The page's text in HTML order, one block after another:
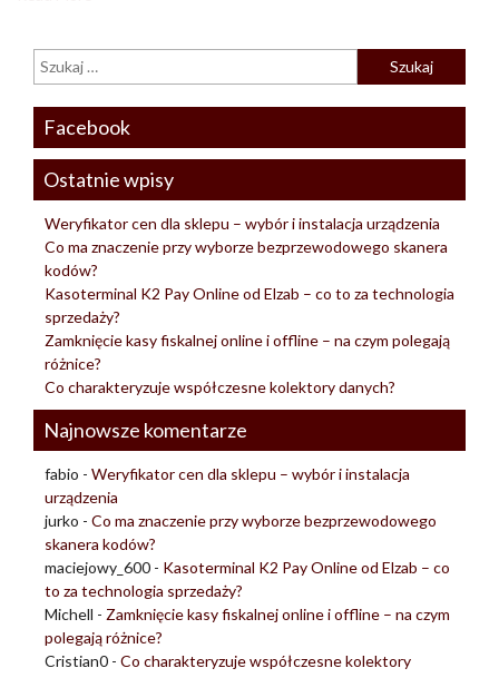
Facebook
Ostatnie wpisy
Weryfikator cen dla sklepu – wybór i instalacja urządzenia
Co ma znaczenie przy wyborze bezprzewodowego skanera
kodów?
Kasoterminal K2 Pay Online od Elzab – co to za technologia
sprzedaży?
Zamknięcie kasy fiskalnej online i offline – na czym polegają
różnice?
Co charakteryzuje współczesne kolektory danych?
Najnowsze komentarze
fabio - Weryfikator cen dla sklepu – wybór i instalacja
urządzenia
jurko - Co ma znaczenie przy wyborze bezprzewodowego
skanera kodów?
maciejowy_600 - Kasoterminal K2 Pay Online od Elzab – co
to za technologia sprzedaży?
Michell - Zamknięcie kasy fiskalnej online i offline – na czym
polegają różnice?
Cristian0 - Co charakteryzuje współczesne kolektory